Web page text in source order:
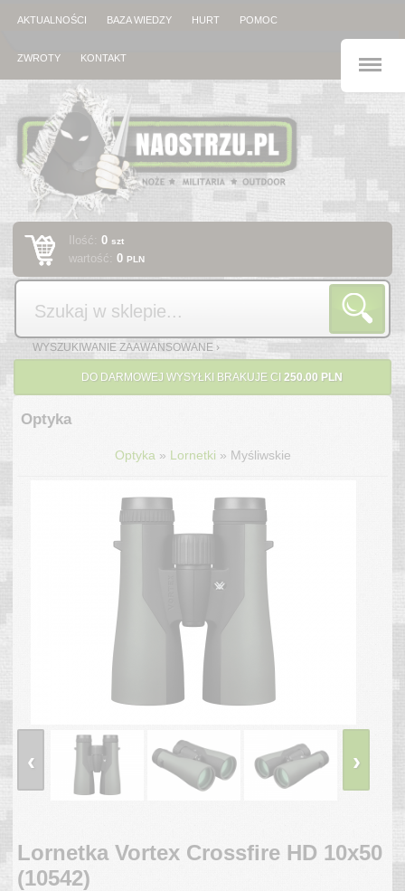
AKTUALNOŚCI BAZA WIEDZY HURT POMOC
ZWROTY KONTAKT
Ilość:0szt
wartość:0PLN
Szukaj
WYSZUKIWANIE ZAAWANSOWANE ›
DO DARMOWEJ WYSYŁKI BRAKUJE CI 250.00 PLN
Optyka
Optyka » Lornetki » Myśliwskie
›
‹
Lornetka Vortex Crossfire HD 10x50
(10542)